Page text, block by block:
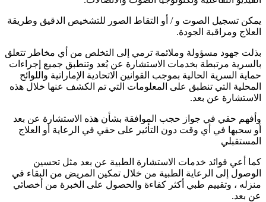
يمكن تسجيل الصوت و / أو التقاط الصور للتشخيص الدقيق وطريقة
العلاج ومراقبة الجودة.
بذلت جهود مسؤولة وملائمة ترمي إلى التخلص من أي مخاطر تتعلق
بالسرية مرتبطة بخدمات الاستشارة عن بُعد وتنطبق جميع إجراءات
حماية السرية الحالية بموجب القوانين الاتحادية الإماراتية واللوائح
المحلية التي تنطبق على المعلومات التي تم الكشف عنها خلال هذه
الاستشارة عن بعد.
وأفهم حقي في جواز حجب الموافقة بشأن هذه الاستشارة عن بعد
أو سحبها في أي وقت دون التأثير على حقي في الرعاية أو العلاج
المستقبلي
كما أعي فوائد خدمات الاستشارة الطبية عن بعد مثل تحسين
الوصول إلى الرعاية الطبية من خلال تمكين المريض من البقاء في
منزله ، وتقييم طبي أكثر كفاءة والحصول على الخبرة من أخصائي
عن بعد.